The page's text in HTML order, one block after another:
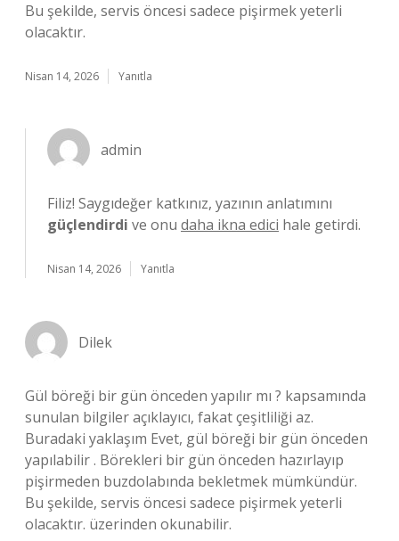
Bu şekilde, servis öncesi sadece pişirmek yeterli
olacaktır.
Nisan 14, 2026 Yanıtla
admin
Filiz! Saygıdeğer katkınız, yazının anlatımını
güçlendirdi ve onu daha ikna edici hale getirdi.
Nisan 14, 2026 Yanıtla
Dilek
Gül böreği bir gün önceden yapılır mı ? kapsamında
sunulan bilgiler açıklayıcı, fakat çeşitliliği az.
Buradaki yaklaşım Evet, gül böreği bir gün önceden
yapılabilir . Börekleri bir gün önceden hazırlayıp
pişirmeden buzdolabında bekletmek mümkündür.
Bu şekilde, servis öncesi sadece pişirmek yeterli
olacaktır. üzerinden okunabilir.